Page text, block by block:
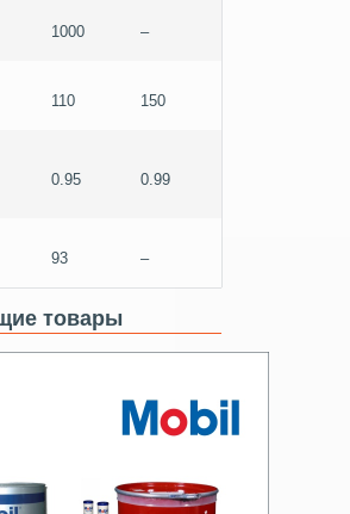
1000 –
110 150
0.95 0.99
93 –
товары